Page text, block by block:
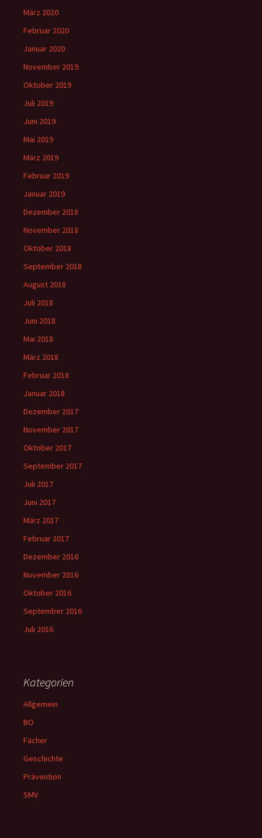
März 2020
Februar 2020
Januar 2020
November 2019
Oktober 2019
Juli 2019
Juni 2019
Mai 2019
März 2019
Februar 2019
Januar 2019
Dezember 2018
November 2018
Oktober 2018
September 2018
August 2018
Juli 2018
Juni 2018
Mai 2018
März 2018
Februar 2018
Januar 2018
Dezember 2017
November 2017
Oktober 2017
September 2017
Juli 2017
Juni 2017
März 2017
Februar 2017
Dezember 2016
November 2016
Oktober 2016
September 2016
Juli 2016
Kategorien
Allgemein
BO
Fächer
Geschichte
Prävention
SMV